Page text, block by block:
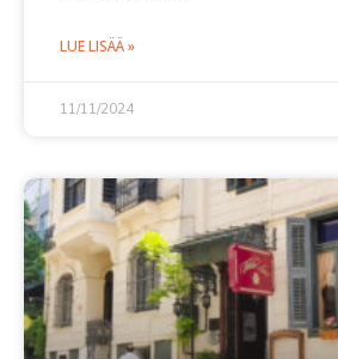
LUE LISÄÄ »
11/11/2024